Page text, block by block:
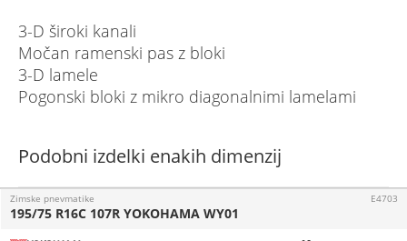
3-D široki kanali
Močan ramenski pas z bloki
3-D lamele
Pogonski bloki z mikro diagonalnimi lamelami
Podobni izdelki enakih dimenzij
Zimske pnevmatike
195/75 R16C 107R YOKOHAMA WY01
E4703